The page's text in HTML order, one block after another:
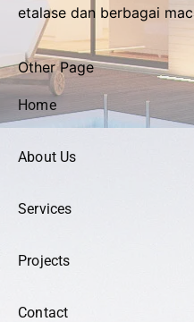
etalase dan berbagai
Other Page
Home
About Us
Services
Projects
Contact